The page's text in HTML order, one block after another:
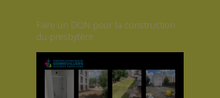
Faire un DON pour la construction
du presbytère